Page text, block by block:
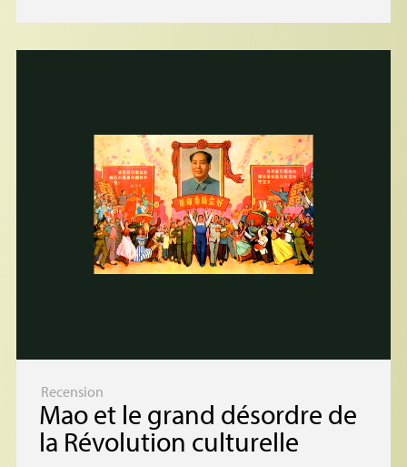
Recension
Mao et le grand désordre de
la Révolution culturelle